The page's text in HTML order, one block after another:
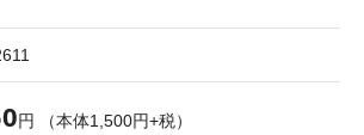
円 （本体1,500円+税）